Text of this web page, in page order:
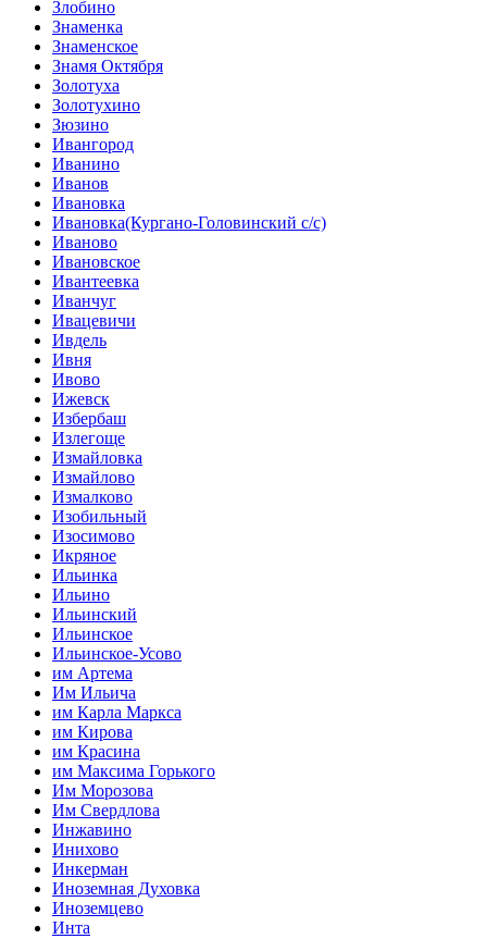
Злобино
Знаменка
Знаменское
Знамя Октября
Золотуха
Золотухино
Зюзино
Ивангород
Иванино
Иванов
Ивановка
Ивановка(Кургано-Головинский с/с)
Иваново
Ивановское
Ивантеевка
Иванчуг
Ивацевичи
Ивдель
Ивня
Ивово
Ижевск
Избербаш
Излегоще
Измайловка
Измайлово
Измалково
Изобильный
Изосимово
Икряное
Ильинка
Ильино
Ильинский
Ильинское
Ильинское-Усово
им Артема
Им Ильича
им Карла Маркса
им Кирова
им Красина
им Максима Горького
Им Морозова
Им Свердлова
Инжавино
Инихово
Инкерман
Иноземная Духовка
Иноземцево
Инта